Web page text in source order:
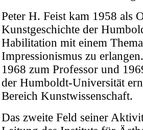
Peter H. Feist kam 1958 als
Kunstgeschichte der
Habilitation mit einem
Impressionismus zu
1968 zum Professor und
der Humboldt-Universität
Bereich Kunstwissenschaft.
Das zweite Feld seiner